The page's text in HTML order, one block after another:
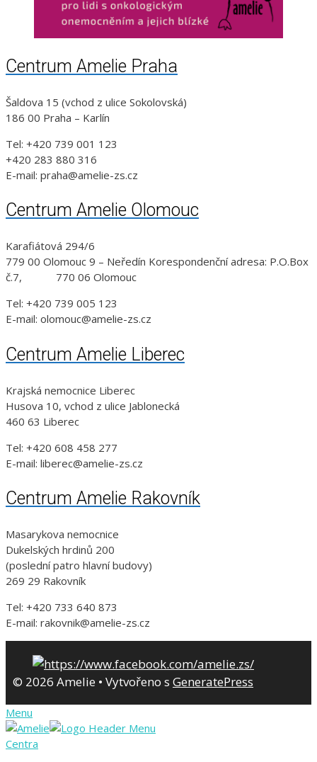
Centrum Amelie Praha
Šaldova 15 (vchod z ulice Sokolovská)
186 00 Praha – Karlín
Tel: +420 739 001 123
+420 283 880 316
E-mail: praha@amelie-zs.cz
Centrum Amelie Olomouc
Karafiátová 294/6
779 00 Olomouc 9 – Neředín Korespondenční adresa: P.O.Box
č.7, 770 06 Olomouc
Tel: +420 739 005 123
E-mail: olomouc@amelie-zs.cz
Centrum Amelie Liberec
Krajská nemocnice Liberec
Husova 10, vchod z ulice Jablonecká
460 63 Liberec
Tel: +420 608 458 277
E-mail: liberec@amelie-zs.cz
Centrum Amelie Rakovník
Masarykova nemocnice
Dukelských hrdinů 200
(poslední patro hlavní budovy)
269 29 Rakovník
Tel: +420 733 640 873
E-mail: rakovnik@amelie-zs.cz
© 2026 Amelie • Vytvořeno s GeneratePress
Menu
Centra